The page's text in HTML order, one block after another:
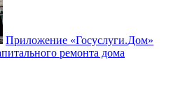
Приложение «Госуслуги.Дом»
ремонта дома